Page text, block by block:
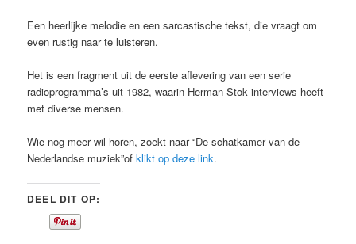
Een heerlijke melodie en een sarcastische tekst, die vraagt om
even rustig naar te luisteren.
Het is een fragment uit de eerste aflevering van een serie
radioprogramma’s uit 1982, waarin Herman Stok interviews heeft
met diverse mensen.
Wie nog meer wil horen, zoekt naar “De schatkamer van de
Nederlandse muziek”ofklikt op deze link.
DEEL DIT OP: